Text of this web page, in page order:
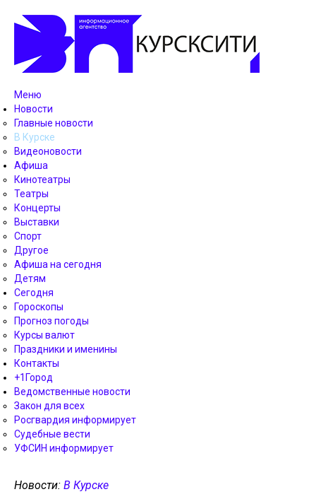
Меню
Новости
Главные новости
В Курске
Видеоновости
Афиша
Кинотеатры
Театры
Концерты
Выставки
Спорт
Другое
Афиша на сегодня
Детям
Сегодня
Гороскопы
Прогноз погоды
Курсы валют
Праздники и именины
Контакты
+1Город
Ведомственные новости
Закон для всех
Росгвардия информирует
Судебные вести
УФСИН информирует
Новости: В Курске